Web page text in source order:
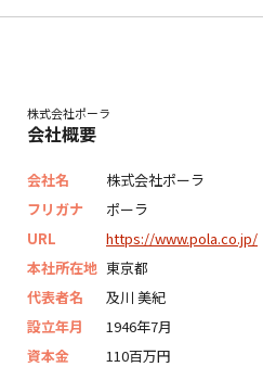
株式会社ポーラ
会社概要
会社名
株式会社ポーラ
フリガナ
ポーラ
URL
https://www.pola.co.jp/
本社所在地 東京都
代表者名
及川 美紀
設立年月
1946年7月
資本金
110百万円